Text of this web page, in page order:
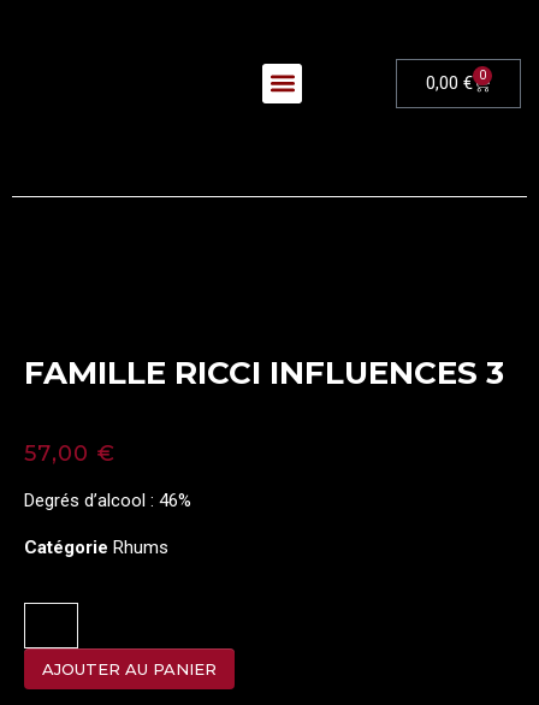
0,00 € 0
FAMILLE RICCI INFLUENCES 3
57,00€
Degrés d’alcool : 46%
Catégorie Rhums
AJOUTER AU PANIER